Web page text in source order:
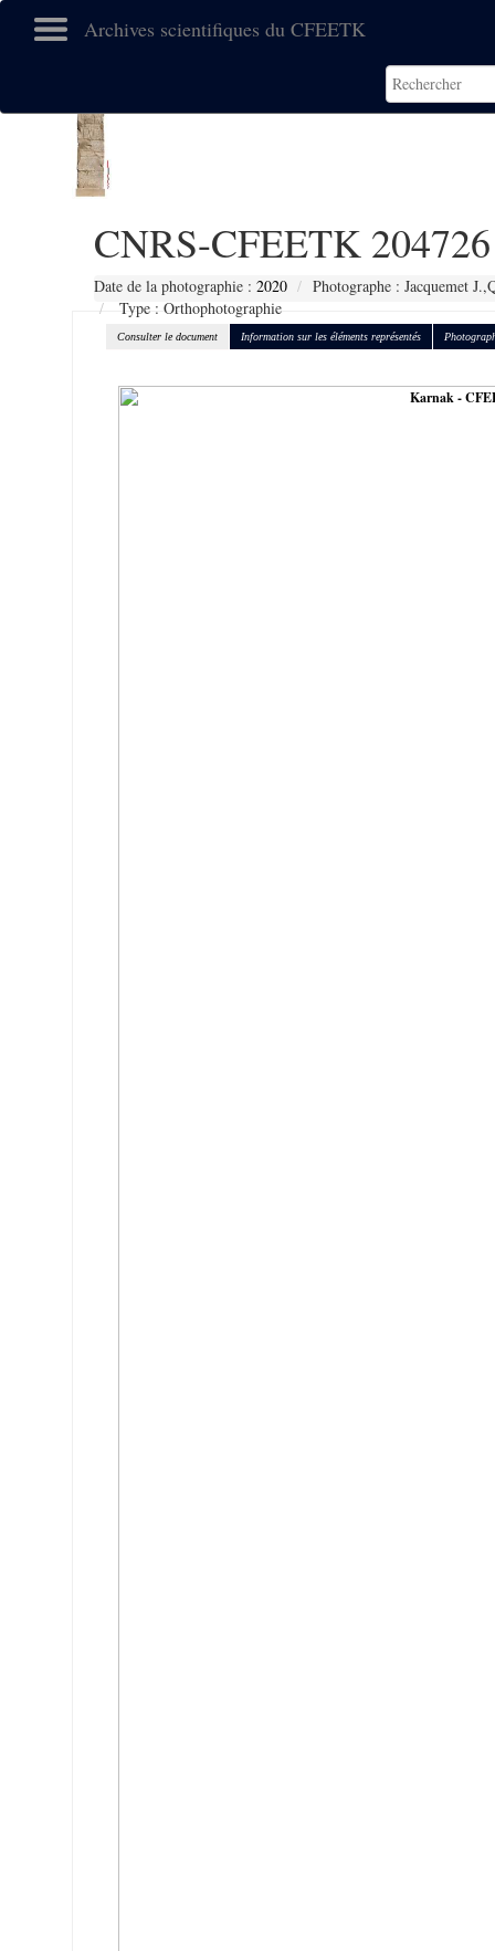
Archives scientifiques du CFEETK
CNRS-CFEETK 204726
Date de la photographie : 2020
Photographe : Jacquemet
Type : Orthophotographie
Consulter le document Information sur les éléments représentés